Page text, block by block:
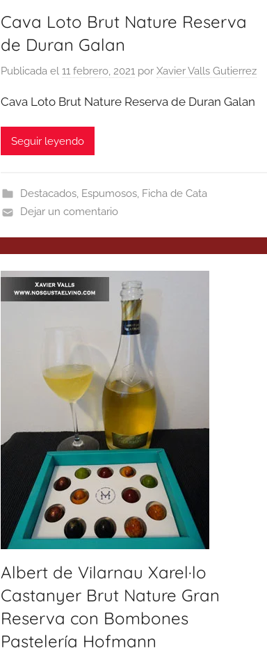
Cava Loto Brut Nature Reserva
de Duran Galan
Publicada el11 febrero, 2021 porXavier Valls Gutierrez
Cava Loto Brut Nature Reserva de Duran Galan
Seguir leyendo
Destacados, Espumosos, Ficha de Cata
Dejar un comentario
Albert de Vilarnau Xarel·lo
Castanyer Brut Nature Gran
Reserva con Bombones
Pastelería Hofmann